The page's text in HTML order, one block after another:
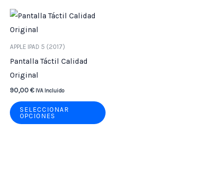
APPLE IPAD 5 (2017)
Pantalla Táctil Calidad
Original
90,00€ IVA Incluido
SELECCIONAR
OPCIONES
se